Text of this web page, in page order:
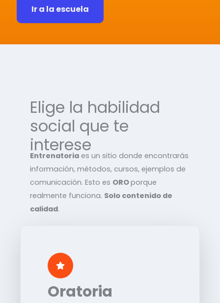
Ir a la escuela
Elige la habilidad
social que te
interese
Entrenatoria es un sitio donde encontrarás
información, métodos, cursos, ejemplos de
comunicación. Esto es OROporque
realmente funciona. Solo contenido de
calidad.
Oratoria